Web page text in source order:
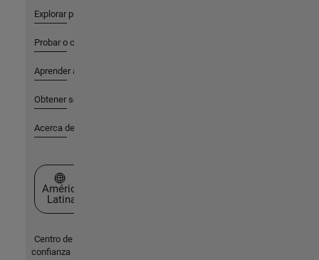
Explorar productos
Probar o comprar
Aprender a utilizar
Obtener soporte
Acerca de MathWorks
Seleccione un país/idioma
América
Latina
Centro de
confianza